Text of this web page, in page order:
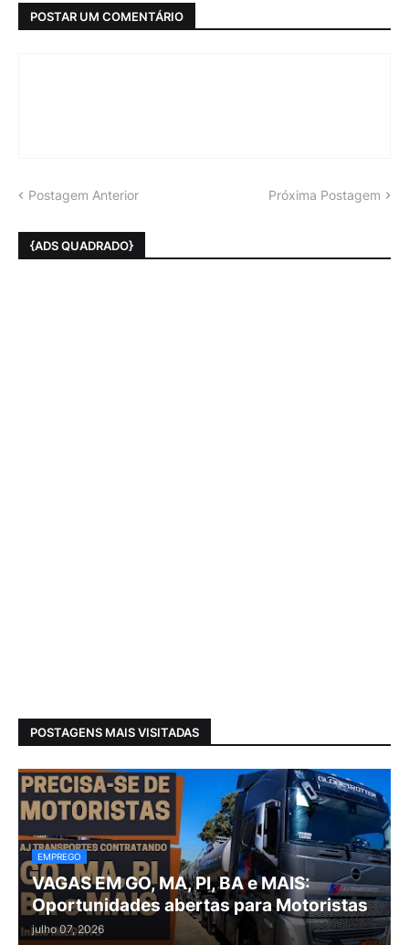
POSTAR UM COMENTÁRIO
Postagem Anterior Próxima Postagem
{ADS QUADRADO}
POSTAGENS MAIS VISITADAS
EMPREGO
VAGAS EM GO, MA, PI, BA e MAIS:
Oportunidades abertas para Motoristas
julho 07, 2026